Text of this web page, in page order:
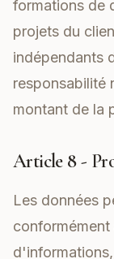
formations de
projets du
indépendants
responsabilité
montant de la
Article 8 -
Les données
conformément